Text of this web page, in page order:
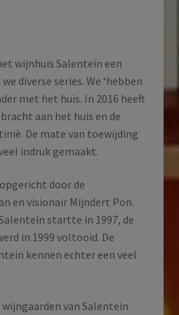
wijnhuis Salentein een
diverse series. We ‘hebben
met het huis. In 2016 heeft
aan het huis en de
De mate van toewijding
indruk gemaakt.
door de
en visionair Mijndert Pon.
startte in 1997, de
in 1999 voltooid. De
kennen echter een veel
wijngaarden van Salentein